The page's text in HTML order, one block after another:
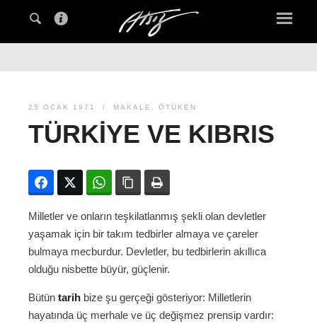
25 OCAK 1971 MAKALE , ÖTÜKEN
TÜRKIYE VE KIBRIS
FacebookTwitter WhatsAppBağlanıyı kopyala
Milletler ve onların teşkilatlanmış şekli olan devletler
yaşamak için bir takım tedbirler almaya ve çareler
bulmaya mecburdur. Devletler, bu tedbirlerin akıllıca
olduğu nisbette büyür, güçlenir.
Bütün tarih bize şu gerçeği gösteriyor: Milletlerin
hayatında üç merhale ve üç değişmez prensip vardır: